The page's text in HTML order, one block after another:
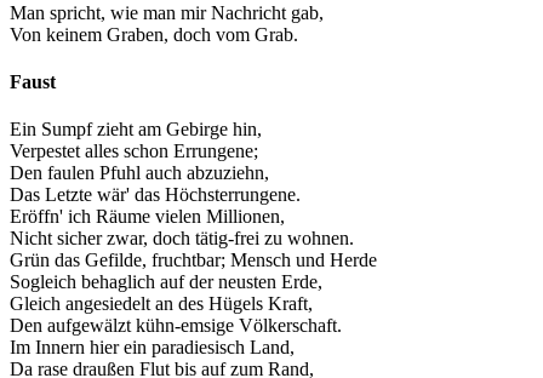
Man spricht, wie man mir Nachricht gab,
Von keinem Graben, doch vom Grab.
Faust
Ein Sumpf zieht am Gebirge hin,
Verpestet alles schon Errungene;
Den faulen Pfuhl auch abzuziehn,
Das Letzte wär' das Höchsterrungene.
Eröffn' ich Räume vielen Millionen,
Nicht sicher zwar, doch tätig-frei zu wohnen.
Grün das Gefilde, fruchtbar; Mensch und Herde
Sogleich behaglich auf der neusten Erde,
Gleich angesiedelt an des Hügels Kraft,
Den aufgewälzt kühn-emsige Völkerschaft.
Im Innern hier ein paradiesisch Land,
Da rase draußen Flut bis auf zum Rand,